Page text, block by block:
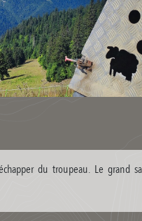
du troupeau. Le grand